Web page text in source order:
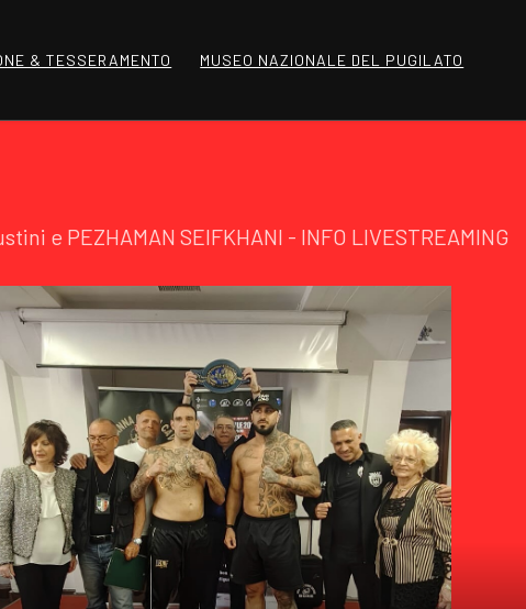
& TESSERAMENTO MUSEO NAZIONALE DEL PUGILATO
e PEZHAMAN SEIFKHANI - INFO LIVESTREAMING